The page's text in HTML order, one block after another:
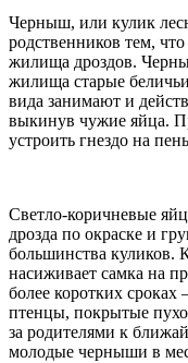
Черныш, или кулик
родственников тем,
жилища дроздов.
жилища старые
вида занимают и
выкинув чужие яйца.
устроить гнездо на
Светло-коричневые
дрозда по окраске и
большинства куликов.
насиживает самка на
более коротких
птенцы, покрытые
за родителями к
молодые черныши в